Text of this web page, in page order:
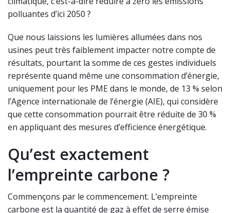
polluantes d’ici 2050 ?
Que nous laissions les lumières allumées dans nos
usines peut très faiblement impacter notre compte de
résultats, pourtant la somme de ces gestes individuels
représente quand même une consommation d’énergie,
uniquement pour les PME dans le monde, de 13 % selon
l’Agence internationale de l’énergie (AIE), qui considère
que cette consommation pourrait être réduite de 30 %
en appliquant des mesures d’efficience énergétique.
Qu’est exactement
l’empreinte carbone ?
Commençons par le commencement. L’empreinte
carbone est la quantité de gaz à effet de serre émise